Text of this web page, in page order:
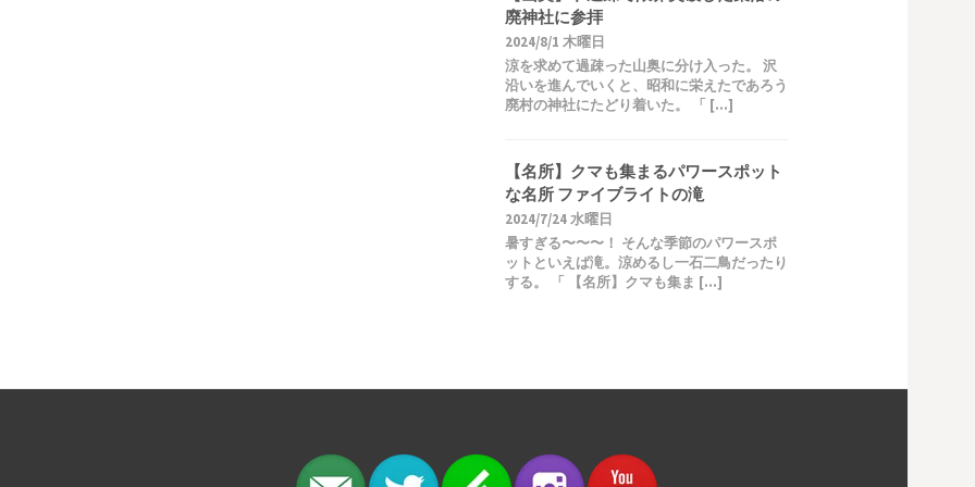
廃神社に参拝
2024/8/1 木曜日
涼を求めて過疎った山奥に分け入った。 沢
沿いを進んでいくと、昭和に栄えたであろう
廃村の神社にたどり着いた。 「 […]
【名所】クマも集まるパワースポット
な名所 ファイブライトの滝
2024/7/24 水曜日
暑すぎる〜〜〜！ そんな季節のパワースポ
ットといえば滝。涼めるし一石二鳥だったり
する。 「 【名所】クマも集ま […]